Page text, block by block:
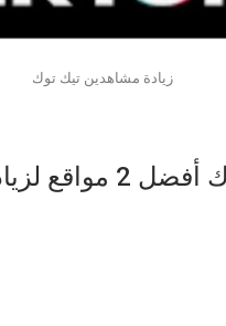
زيادة مشاهدين تيك توك
تيك توك